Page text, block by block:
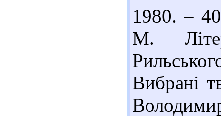
1980. –
М.
Вибрані